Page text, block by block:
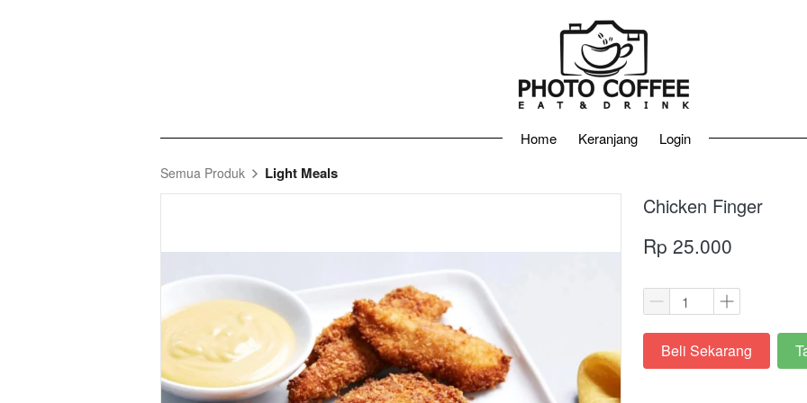
Home Keranjang Login
Home Keranjang Login
Semua Produk Light Meals
Chicken Finger
Rp 25.000
`Beli Sekarang `